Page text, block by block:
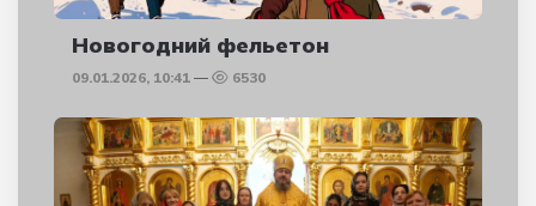
Новогодний фельетон
09.01.2026, 10:41 6530